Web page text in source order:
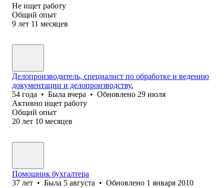
Не ищет работу
Общий опыт
9 лет 11 месяцев
Делопроизводитель, специалист по обработке и ведению
документации и делопроизводству.
54 года • Была вчера • Обновлено 29 июля
Активно ищет работу
Общий опыт
20 лет 10 месяцев
Помощник бухгалтера
37 лет • Была 5 августа • Обновлено 1 января 2010